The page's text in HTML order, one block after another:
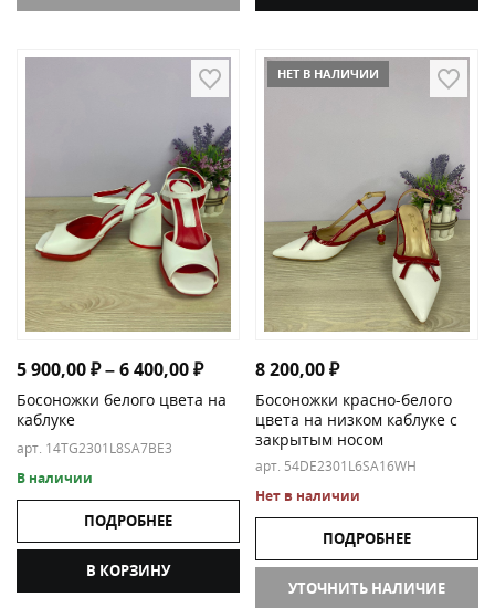
5 900,00₽–6 400,00₽Диапазон цен: 5 900,00 ₽ – 6
Босоножки белого цвета на
каблуке
арт. 14TG2301L8SA7BE3
В наличии
ПОДРОБНЕЕ
В КОРЗИНУ
НЕТ В НАЛИЧИИ
8 200,00₽
Босоножки красно-белого
цвета на низком каблуке с
закрытым носом
арт. 54DE2301L6SA16WH
Нет в наличии
ПОДРОБНЕЕ
УТОЧНИТЬ НАЛИЧИЕ